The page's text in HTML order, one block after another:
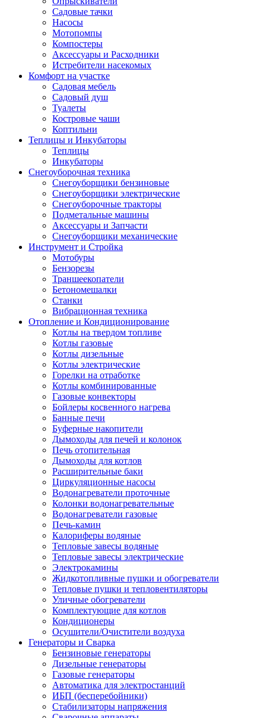
Садовые тачки
Насосы
Мотопомпы
Компостеры
Аксессуары и Расходники
Истребители насекомых
Комфорт на участке
Садовая мебель
Садовый душ
Туалеты
Костровые чаши
Коптильни
Теплицы и Инкубаторы
Теплицы
Инкубаторы
Снегоуборочная техника
Снегоуборщики бензиновые
Снегоуборщики электрические
Снегоуборочные тракторы
Подметальные машины
Аксессуары и Запчасти
Снегоуборщики механические
Инструмент и Стройка
Мотобуры
Бензорезы
Траншеекопатели
Бетономешалки
Станки
Вибрационная техника
Отопление и Кондиционирование
Котлы на твердом топливе
Котлы газовые
Котлы дизельные
Котлы электрические
Горелки на отработке
Котлы комбинированные
Газовые конвекторы
Бойлеры косвенного нагрева
Банные печи
Буферные накопители
Дымоходы для печей и колонок
Печь отопительная
Дымоходы для котлов
Расширительные баки
Циркуляционные насосы
Водонагреватели проточные
Колонки водонагревательные
Водонагреватели газовые
Печь-камин
Калориферы водяные
Тепловые завесы водяные
Тепловые завесы электрические
Электрокамины
Жидкотопливные пушки и обогреватели
Тепловые пушки и тепловентиляторы
Уличные обогреватели
Комплектующие для котлов
Кондиционеры
Осушители/Очистители воздуха
Генераторы и Сварка
Бензиновые генераторы
Дизельные генераторы
Газовые генераторы
Автоматика для электростанций
ИБП (бесперебойники)
Стабилизаторы напряжения